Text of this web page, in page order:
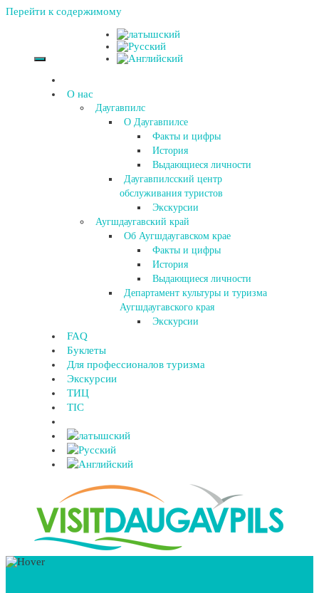
Перейти к содержимому
О нас
Даугавпилс
О Даугавпилсе
Факты и цифры
История
Выдающиеся личности
Даугавпилсский центр
обслуживания туристов
Экскурсии
Аугшдаугавский край
Об Аугшдаугавском крае
Факты и цифры
История
Выдающиеся личности
Департамент культуры и туризма
Аугшдаугавского края
Экскурсии
FAQ
Буклеты
Для профессионалов туризма
Экскурсии
ТИЦ
TIC